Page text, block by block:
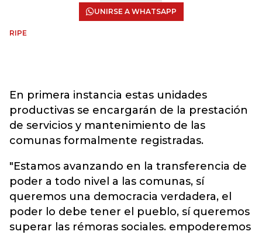
UNIRSE A WHATSAPP
RIPE
En primera instancia estas unidades
productivas se encargarán de la prestación
de servicios y mantenimiento de las
comunas formalmente registradas.
"Estamos avanzando en la transferencia de
poder a todo nivel a las comunas, sí
queremos una democracia verdadera, el
poder lo debe tener el pueblo, sí queremos
superar las rémoras sociales. empoderemos